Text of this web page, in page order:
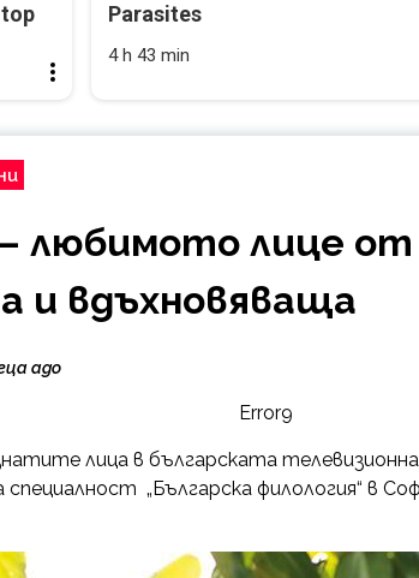
Parasites
4 h 43 min
любимото лице от
и вдъхновяваща
ago
Error9
лица в българската
специалност „Българска филология“ в